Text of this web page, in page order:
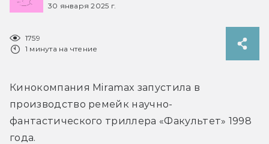
30 января 2025 г.
1759
1 минута на чтение
Кинокомпания Miramax запустила в
производство ремейк научно-
фантастического триллера «Факультет» 1998
года.